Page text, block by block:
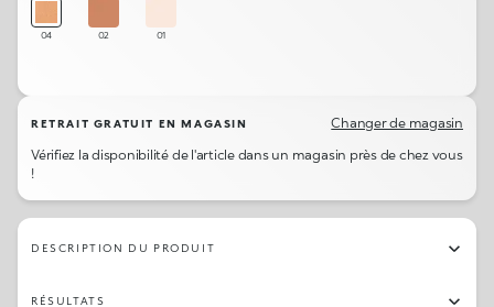
04 02 01
RETRAIT GRATUIT EN MAGASIN
Changer de magasin
Vérifiez la disponibilité de l'article dans un magasin près de chez vous
!
DESCRIPTION DU PRODUIT
RÉSULTATS